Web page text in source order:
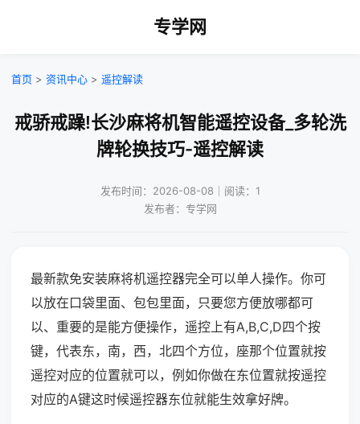
专学网
首页 > 资讯中心 > 遥控解读
戒骄戒躁!长沙麻将机智能遥控设备_多轮洗
牌轮换技巧-遥控解读
发布时间：2026-08-08｜阅读：1
发布者：专学网
最新款免安装麻将机遥控器完全可以单人操作。你可
以放在口袋里面、包包里面，只要您方便放哪都可
以、重要的是能方便操作，遥控上有A,B,C,D四个按
键，代表东，南，西，北四个方位，座那个位置就按
遥控对应的位置就可以，例如你做在东位置就按遥控
对应的A键这时候遥控器东位就能生效拿好牌。